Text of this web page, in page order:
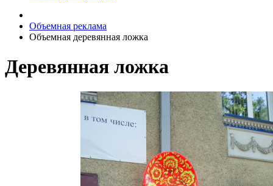
Объемная реклама
Объемная деревянная ложка
Деревянная ложка